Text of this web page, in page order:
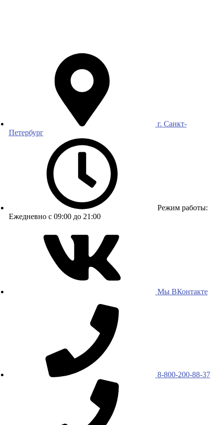
г. Санкт-
Петербург
Режим работы:
Ежедневно с 09:00 до 21:00
Мы ВКонтакте
8-800-200-88-37